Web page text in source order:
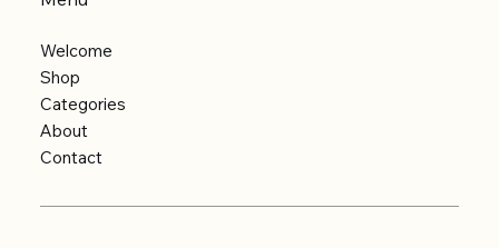
Welcome
Shop
Categories
About
Contact